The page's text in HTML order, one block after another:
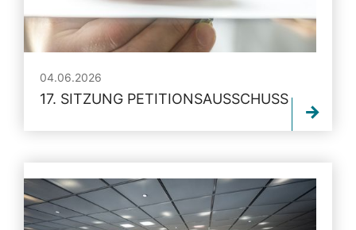
04.06.2026
17. SITZUNG PETITIONSAUSSCHUSS